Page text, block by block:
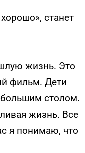
станет
жизнь. Это
фильм. Дети
столом.
жизнь. Все
я понимаю, что